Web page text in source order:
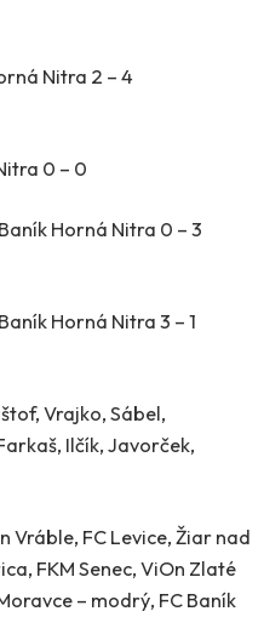
Nitra 2 – 4
0 – 0
Horná Nitra 0 – 3
Horná Nitra 3 – 1
Vrajko, Sábel,
Ilčík, Javorček,
Vráble, FC Levice, Žiar nad
FKM Senec, ViOn Zlaté
– modrý, FC Baník